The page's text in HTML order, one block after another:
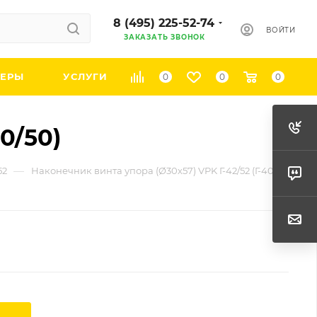
8 (495) 225-52-74
ЗАКАЗАТЬ ЗВОНОК
ВОЙТИ
0 0 0
УСЛУГИ
50)
— Наконечник винта упора (Ø30х57) VPK Г-42/52 (Г-40/50)